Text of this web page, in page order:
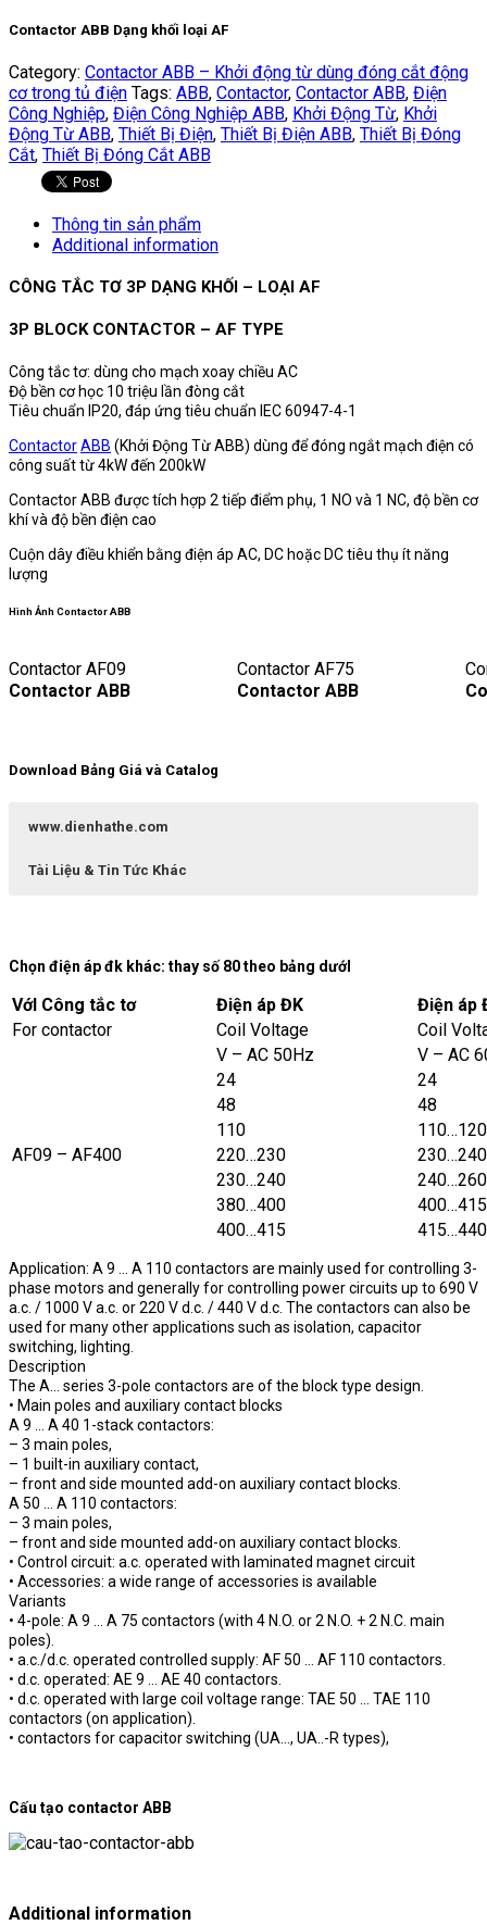
Contactor ABB Dạng khối loại AF
Category: Contactor ABB – Khởi động từ dùng đóng cắt động
cơ trong tủ điện Tags: ABB, Contactor, Contactor ABB, Điện
Công Nghiệp, Điện Công Nghiệp ABB, Khởi Động Từ, Khởi
Động Từ ABB, Thiết Bị Điện, Thiết Bị Điện ABB, Thiết Bị Đóng
Cắt, Thiết Bị Đóng Cắt ABB
Thông tin sản phẩm
Additional information
CÔNG TẮC TƠ 3P DẠNG KHỐI – LOẠI AF
3P BLOCK CONTACTOR – AF TYPE
Công tắc tơ: dùng cho mạch xoay chiều AC
Độ bền cơ học 10 triệu lần đòng cắt
Tiêu chuẩn IP20, đáp ứng tiêu chuẩn IEC 60947-4-1
ContactorABB (Khởi Động Từ ABB) dùng để đóng ngắt mạch điện có
công suất từ 4kW đến 200kW
Contactor ABB được tích hợp 2 tiếp điểm phụ, 1 NO và 1 NC, độ bền cơ
khí và độ bền điện cao
Cuộn dây điều khiển bằng điện áp AC, DC hoặc DC tiêu thụ ít năng
lượng
Hình Ảnh Contactor ABB
Contactor AF09 Contactor AF75
Contactor ABB
Contactor ABB
Download Bảng Giá và Catalog
www.dienhathe.com
Tài Liệu & Tin Tức Khác
Catalog
Phong Van
Chọn điện áp đk khác: thay số 80 theo bảng dướI
VớI Công tắc tơ Điện áp ĐK
Điện áp
For contactor
Coil Voltage
Coil
V – AC 50Hz
V – AC
AF09 – AF400
24
24
48
48
110
110…120
220…230
230…240
230…240
240…260
380…400
400…415
400…415
415…440
Application: A 9 … A 110 contactors are mainly used for controlling 3-
phase motors and generally for controlling power circuits up to 690 V
a.c. / 1000 V a.c. or 220 V d.c. / 440 V d.c. The contactors can also be
used for many other applications such as isolation, capacitor
switching, lighting.
Description
The A… series 3-pole contactors are of the block type design.
• Main poles and auxiliary contact blocks
A 9 … A 40 1-stack contactors:
– 3 main poles,
– 1 built-in auxiliary contact,
– front and side mounted add-on auxiliary contact blocks.
A 50 … A 110 contactors:
– 3 main poles,
– front and side mounted add-on auxiliary contact blocks.
• Control circuit: a.c. operated with laminated magnet circuit
• Accessories: a wide range of accessories is available
Variants
• 4-pole: A 9 … A 75 contactors (with 4 N.O. or 2 N.O. + 2 N.C. main
poles).
• a.c./d.c. operated controlled supply: AF 50 … AF 110 contactors.
• d.c. operated: AE 9 … AE 40 contactors.
• d.c. operated with large coil voltage range: TAE 50 … TAE 110
contactors (on application).
• contactors for capacitor switching (UA…, UA..-R types),
Cấu tạo contactor ABB
Additional information